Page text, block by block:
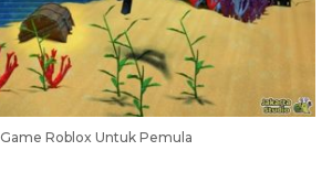
Game Roblox Untuk Pemula